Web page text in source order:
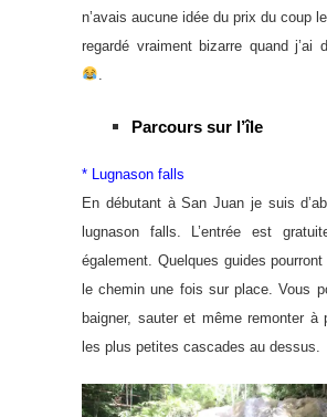
n’avais aucune idée du prix du coup
regardé vraiment bizarre quand j’ai
Parcours sur l’île
* Lugnason falls
En débutant à San Juan je suis
lugnason falls. L’entrée est
également. Quelques guides
le chemin une fois sur place. Vous
baigner, sauter et même remonter à
les plus petites cascades au dessus.